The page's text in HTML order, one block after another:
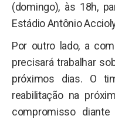
(domingo), às 18h,
Estádio Antônio
Por outro lado, a
precisará trabalhar
próximos dias. O
reabilitação na
compromisso